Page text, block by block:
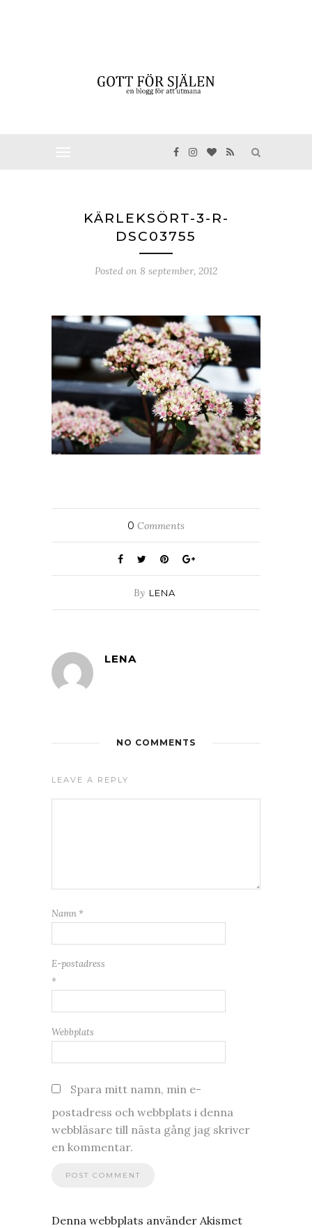
KÄRLEKSÖRT-3-R-
DSC03755
Posted on 8 september, 2012
0 Comments
By LENA
LENA
NO COMMENTS
LEAVE A REPLY
Namn *
E-postadress
*
Webbplats
Spara mitt namn, min e-
postadress och webbplats i denna
webbläsare till nästa gång jag skriver
en kommentar.
Denna webbplats använder Akismet